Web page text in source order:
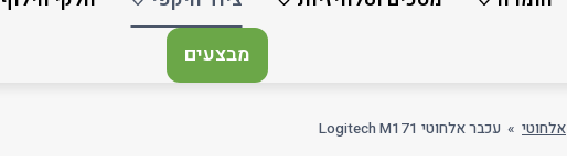
מבצעים
אלחוטי » עכבר אלחוטי Logitech M171